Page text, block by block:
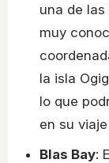
una de las
muy
la isla
lo que
en su
Blas Bay: